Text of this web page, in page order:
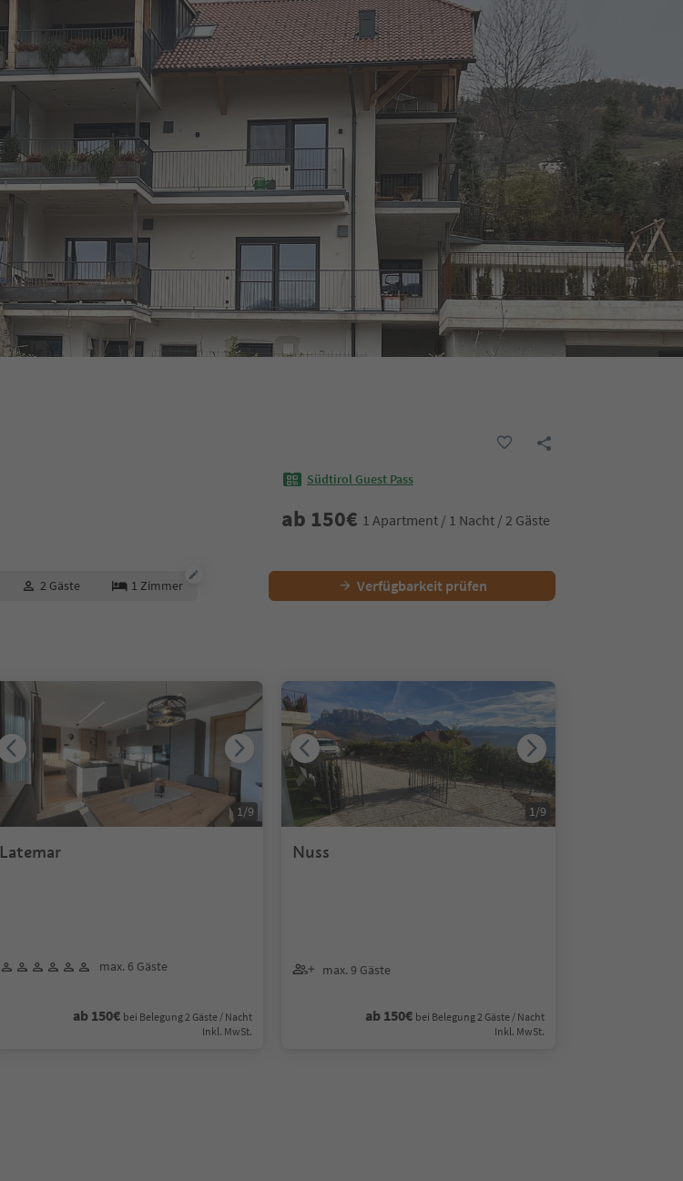
Südtirol Guest Pass
ab 150€ 1 Apartment / 1 Nacht / 2 Gäste
2 Gäste 1 Zimmer Verfügbarkeit prüfen
Latemar
max. 6 Gäste
ab 150€ bei Belegung 2 Gäste / Nacht
Inkl. MwSt.
1/9
Nuss
max. 9 Gäste
ab 150€ bei Belegung 2 Gäste / Nacht
Inkl. MwSt.
1/9